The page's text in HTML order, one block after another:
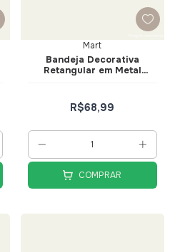
Mart
Bandeja Decorativa
Retangular em Metal
R$68,99
COMPRAR